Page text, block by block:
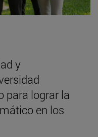
y
para lograr la
en los